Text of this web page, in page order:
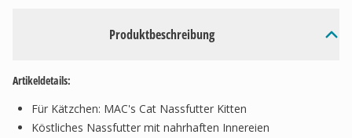
Produktbeschreibung
Artikeldetails:
Für Kätzchen: MAC's Cat Nassfutter Kitten
Köstliches Nassfutter mit nahrhaften Innereien